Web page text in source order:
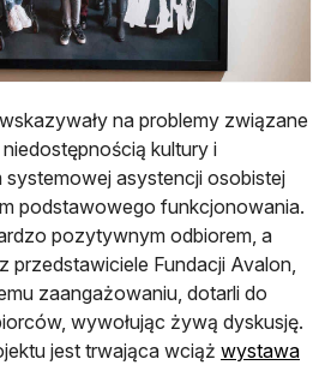
na problemy związane
kultury i
systemowej asystencji osobistej
podstawowego funkcjonowania.
pozytywnym odbiorem, a
przedstawiciele Fundacji Avalon,
zaangażowaniu, dotarli do
wywołując żywą dyskusję.
jest trwająca wciąż wystawa